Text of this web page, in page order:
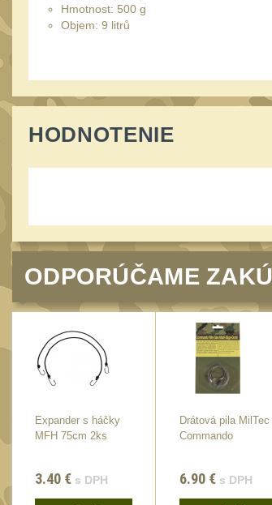
Hmotnost: 500 g
Objem: 9 litrů
HODNOTENIE
ODPORÚČAME
Expander s háčky
MFH 75cm 2ks
3.40 € s DPH
Drátová pila MilTec
Commando
6.90 € s DPH